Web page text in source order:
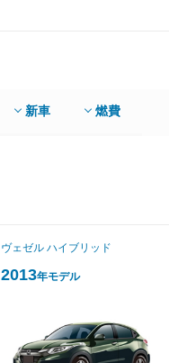
新車 燃費
ヴェゼル ハイブリッド
2013年モデル